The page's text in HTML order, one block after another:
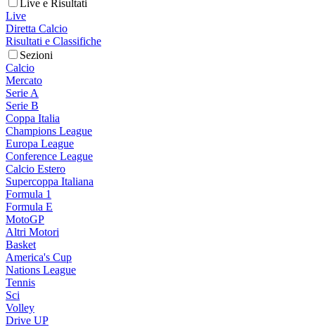
Live e Risultati
Live
Diretta Calcio
Risultati e Classifiche
Sezioni
Calcio
Mercato
Serie A
Serie B
Coppa Italia
Champions League
Europa League
Conference League
Calcio Estero
Supercoppa Italiana
Formula 1
Formula E
MotoGP
Altri Motori
Basket
America's Cup
Nations League
Tennis
Sci
Volley
Drive UP